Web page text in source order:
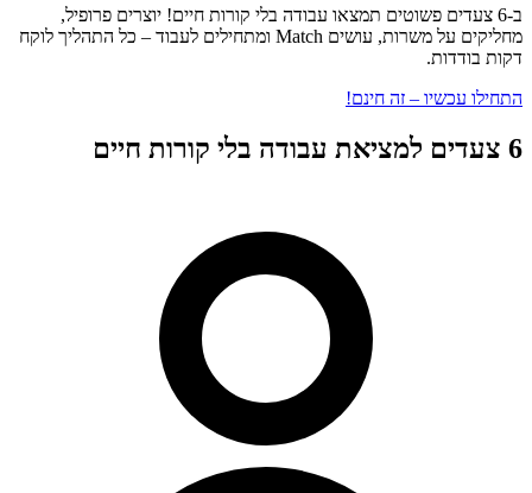
ב-6 צעדים פשוטים תמצאו עבודה בלי קורות חיים! יוצרים פרופיל,
מחליקים על משרות, עושים Match ומתחילים לעבוד – כל התהליך לוקח
דקות בודדות.
התחילו עכשיו – זה חינם!
6 צעדים למציאת עבודה בלי קורות חיים